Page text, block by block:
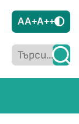
AA+A++